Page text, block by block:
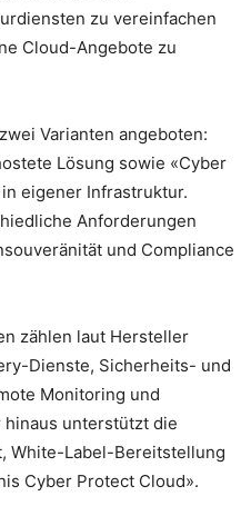
zu vereinfachen
Cloud-Angebote zu
Varianten angeboten:
Lösung sowie «Cyber
eigener Infrastruktur.
Anforderungen
und Compliance
zählen laut Hersteller
Dienste, Sicherheits- und
Monitoring und
hinaus unterstützt die
White-Label-Bereitstellung
Cyber Protect Cloud».